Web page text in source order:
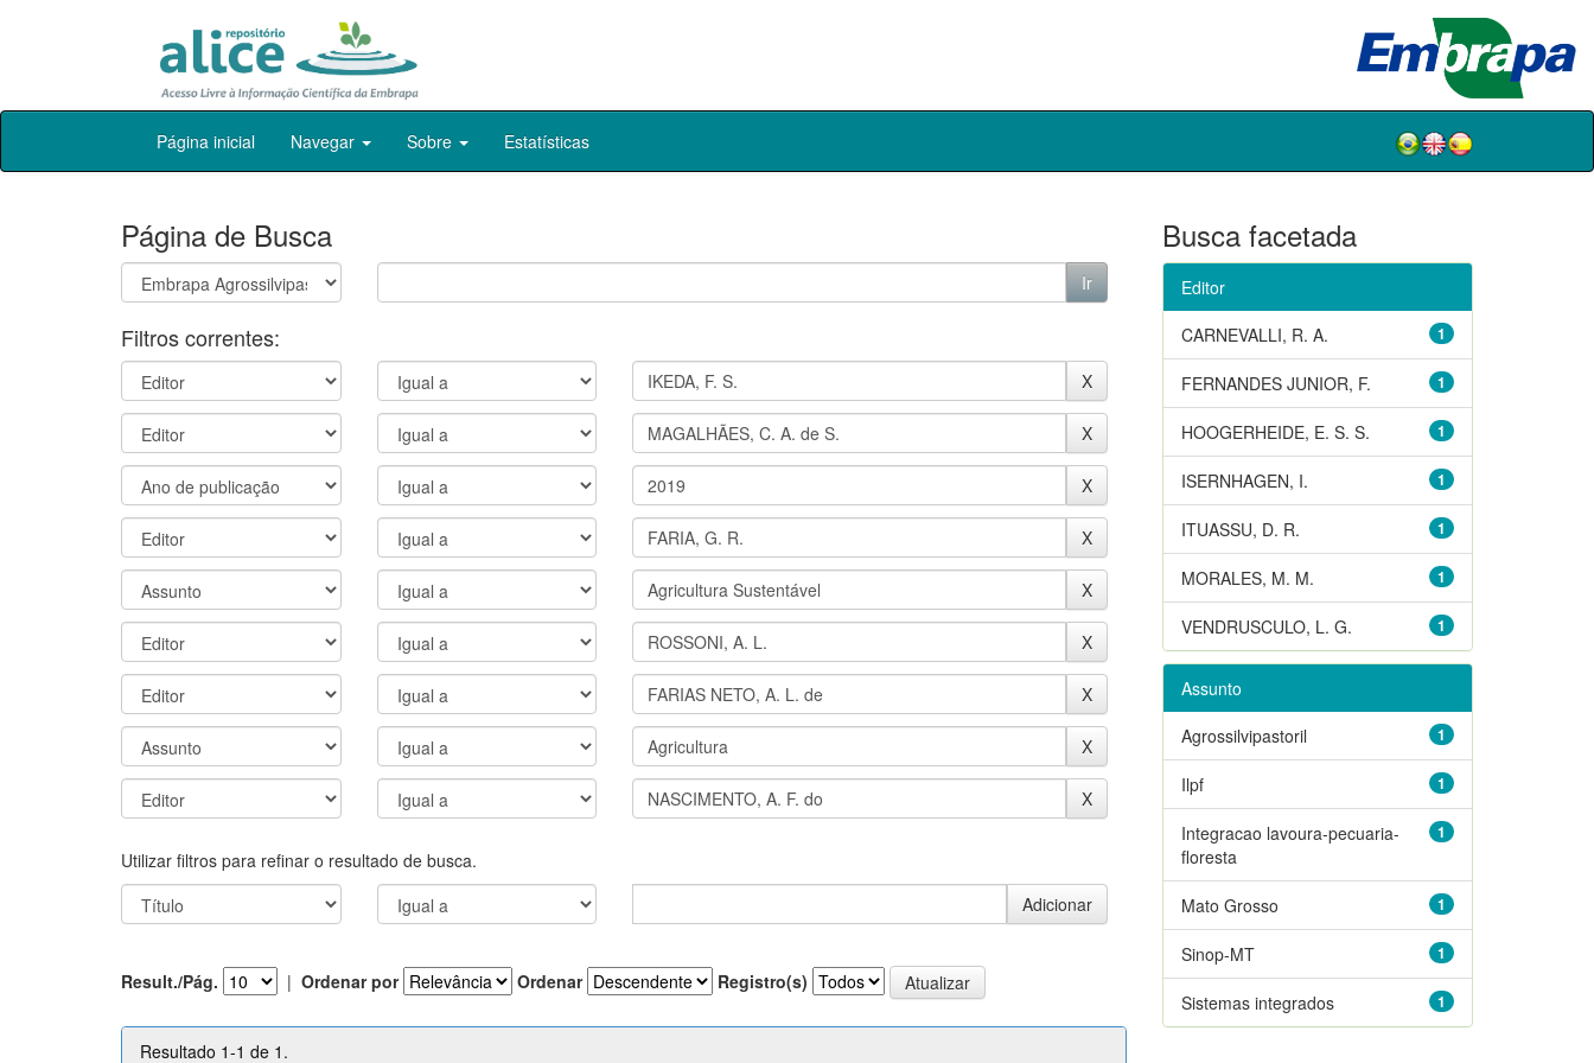
Skip
Página inicial Navegar Sobre Estatísticas
Página de Busca
Filtros correntes:
Utilizar filtros para refinar o resultado de busca.
Result./Pág. | Ordenar por Ordenar Registro(s)
Resultado 1-1 de 1.
Busca facetada
Editor
1
CARNEVALLI, R. A.
1
FERNANDES JUNIOR, F.
1
HOOGERHEIDE, E. S. S.
1
ISERNHAGEN, I.
1
ITUASSU, D. R.
1
MORALES, M. M.
1
VENDRUSCULO, L. G.
Assunto
1
Agrossilvipastoril
1
Ilpf
1
Integracao lavoura-pecuaria-
floresta
1
Mato Grosso
1
Sinop-MT
1
Sistemas integrados